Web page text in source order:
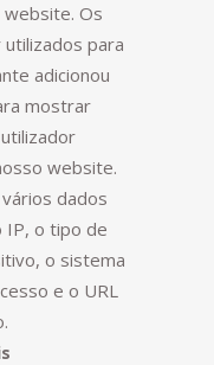
Os
para
adicionou
mostrar
website.
dados
IP, o tipo de
o sistema
e o URL